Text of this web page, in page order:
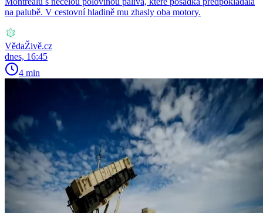
na palubě. V cestovní hladině mu zhasly oba motory.
VědaŽivě.cz
dnes, 16:45
4 min